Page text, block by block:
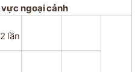
vực ngoạicảnh
2 lần